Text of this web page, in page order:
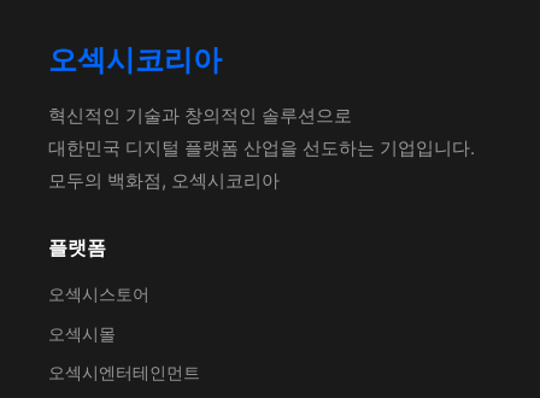
오섹시코리아
혁신적인 기술과 창의적인 솔루션으로
대한민국 디지털 플랫폼 산업을 선도하는 기업입니다.
모두의 백화점, 오섹시코리아
플랫폼
오섹시스토어
오섹시몰
오섹시엔터테인먼트